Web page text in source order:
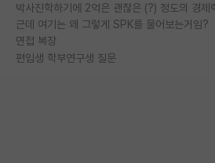
근데 여기는 왜 그렇게 SPK를 물어보는거임?
면접 복장
편입생 학부연구생 질문